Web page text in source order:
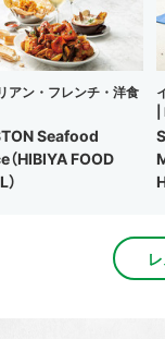
アン・フレンチ・洋食
Seafood
（HIBIYA FOOD
|